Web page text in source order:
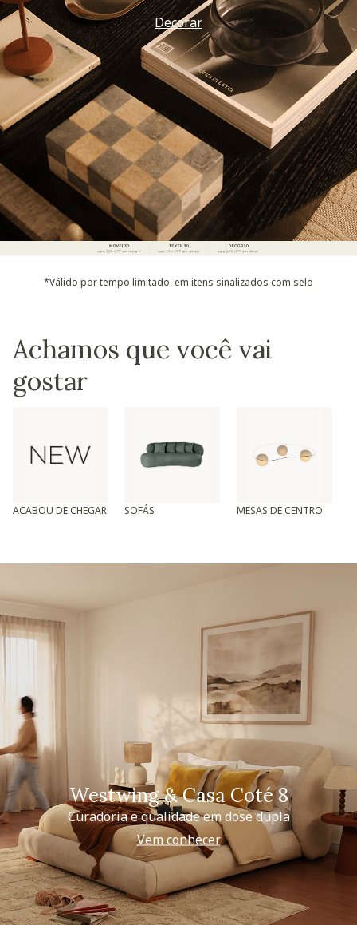
Decorar
*Válido por tempo limitado, em itens sinalizados com selo
Achamos que você vai
gostar
ACABOU DE CHEGAR SOFÁS MESAS DE CENTRO
Westwing & Casa Coté 8
Curadoria e qualidade em dose dupla
Vem conhecer